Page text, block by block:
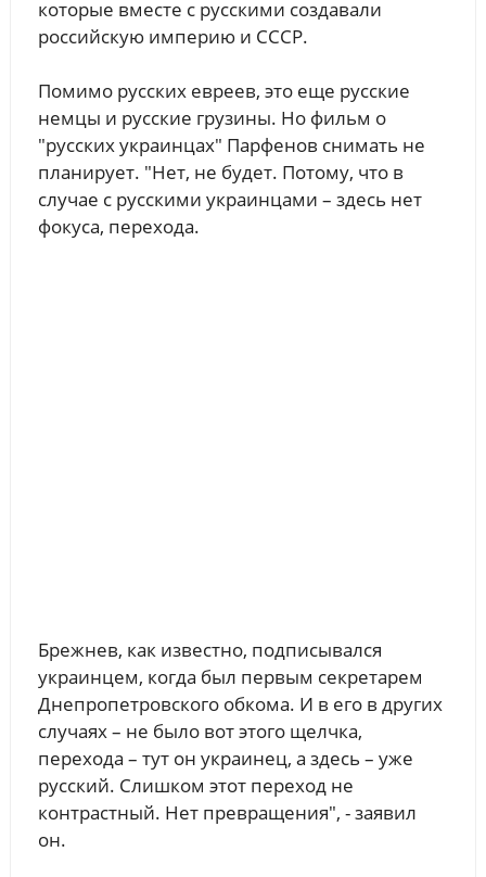
которые вместе с русскими создавали
российскую империю и СССР.
Помимо русских евреев, это еще русские
немцы и русские грузины. Но фильм о
"русских украинцах" Парфенов снимать не
планирует. "Нет, не будет. Потому, что в
случае с русскими украинцами – здесь нет
фокуса, перехода.
Брежнев, как известно, подписывался
украинцем, когда был первым секретарем
Днепропетровского обкома. И в его в других
случаях – не было вот этого щелчка,
перехода – тут он украинец, а здесь – уже
русский. Слишком этот переход не
контрастный. Нет превращения", - заявил
он.